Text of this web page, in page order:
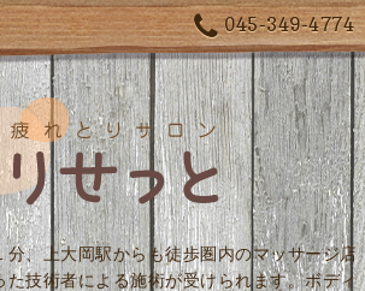
045-349-4774
分、上大岡駅からも徒歩圏内のマッサージ店
た技術者による施術が受けられます。ボディ